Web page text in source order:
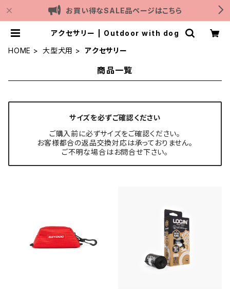
お買い得なSALE品ページはこちら
アクセサリー | Outdoor with dog
HOME
大型犬用 アクセサリー
商品一覧
サイズを必ずご確認ください
ご購入前に必ずサイズをご確認ください。
お客様都合の返品交換対応は承っておりません。
ご不明な場合はお問合せ下さい。